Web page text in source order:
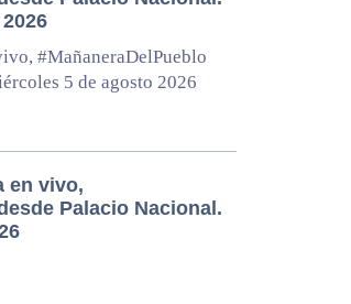
#MañaneraDelPueblo
5 de agosto 2026
en vivo,
Palacio Nacional.